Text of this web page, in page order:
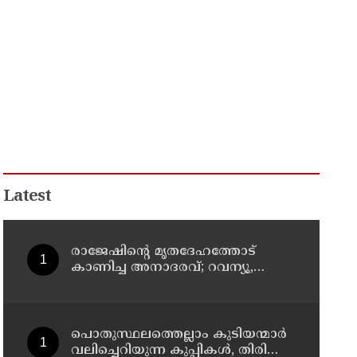
Latest
രാജേഷിന്റെ മൃതദേഹത്തോട്
കാണിച്ച അനാദരവ്; റവന്യൂ,
ശക്തമായ പ്രതിഷേധത്തിലേക്ക്
പൊതുസ്ഥലത്തെല്ലാം കുടിയന്മാര്‍
വലിച്ചെറിയുന്ന കുപ്പികള്‍, തിരികെ